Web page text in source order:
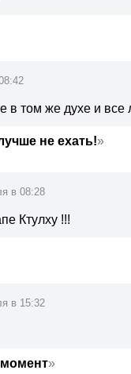
в том же духе и
не ехать!»
в 08:28
Ктулху !!!
в 15:32
»